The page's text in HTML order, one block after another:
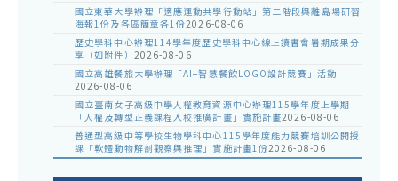
國立東華大學辦理「適應運動共學行動站」第二階段與離島場研習
海報1份及各區簡章各1份2026-08-06
歷史學科中心辦理114學年度歷史學科中心線上讀書會暑期成果分
享（如附件） 2026-08-06
國立高雄餐旅大學辦理「AI+智慧餐飲LOGO設計競賽」活動
2026-08-06
國立臺南女子高級中學人權教育資源中心辦理115學年度上學期
「人權及轉型正義課程入校推廣計畫」實施計畫2026-08-06
普通型高級中等學校生物學科中心115學年度能力競賽培訓公開授
課「軟體動物解剖觀察與推理」實施計畫1份2026-08-06